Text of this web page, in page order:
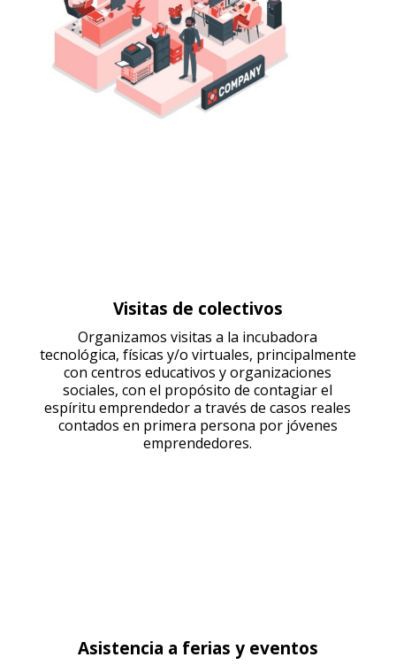
Visitas de colectivos
Organizamos visitas a la incubadora
tecnológica, físicas y/o virtuales, principalmente
con centros educativos y organizaciones
sociales, con el propósito de contagiar el
espíritu emprendedor a través de casos reales
contados en primera persona por jóvenes
emprendedores.
Asistencia a ferias y eventos